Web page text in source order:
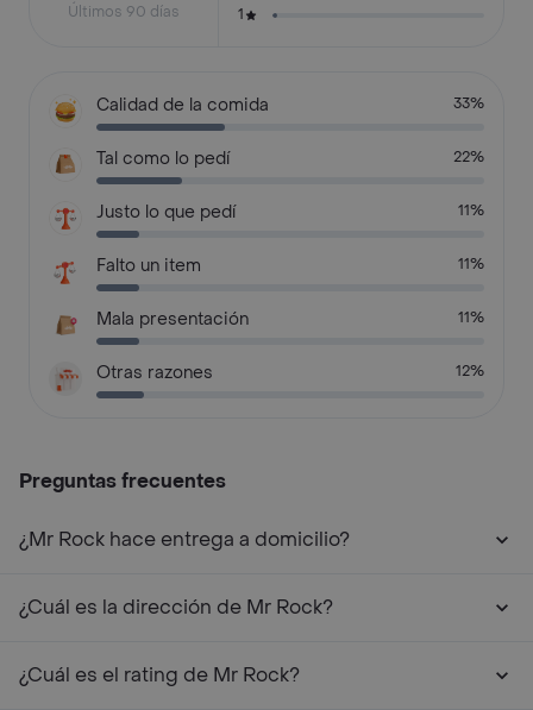
Últimos 90 días
1
Calidad de la comida 33%
Tal como lo pedí 22%
Justo lo que pedí 11%
Falto un item 11%
Mala presentación 11%
Otras razones 12%
Preguntas frecuentes
¿Mr Rock hace entrega a domicilio?
¿Cuál es la dirección de Mr Rock?
¿Cuál es el rating de Mr Rock?